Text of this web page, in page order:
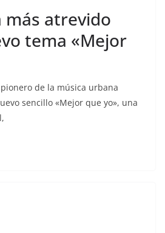
más atrevido
tema «Mejor
de la música urbana
sencillo «Mejor que yo», una